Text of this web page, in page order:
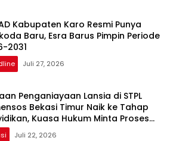
AD Kabupaten Karo Resmi Punya
Baru, Esra Barus Pimpin Periode
2031
Juli 27, 2026
Penganiayaan Lansia di STPL
Bekasi Timur Naik ke Tahap
Kuasa Hukum Minta Proses
dan Bebas Intervensi
Juli 22, 2026